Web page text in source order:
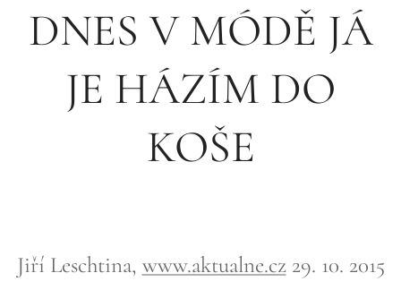
DNES V MÓDĚ JÁ
JE HÁZÍM DO
KOŠE
Jiří Leschtina, www.aktualne.cz29. 10. 2015